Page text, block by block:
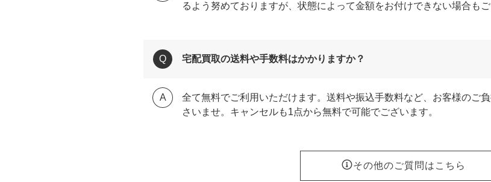
るよう努めておりますが、状態によって金額をお付けできない場合もご
宅配買取の送料や手数料はかかりますか？
全て無料でご利用いただけます。送料や振込手数料など、お客様のご
さいませ。キャンセルも1点から無料で可能でございます。
その他のご質問はこちら